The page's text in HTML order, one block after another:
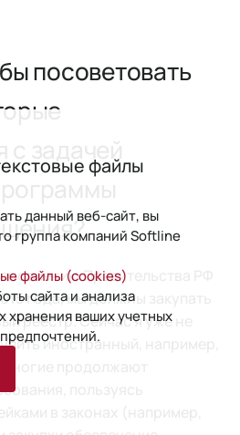
посоветовать
Правительства РФ
года, мы должны закупать
реестр. Сейчас я уже не
иностранный, например,
продолжают
пользуясь
файлы
данный веб-сайт, вы
группа компаний Softline
файлы (cookies)
сайта и анализа
хранения ваших учетных